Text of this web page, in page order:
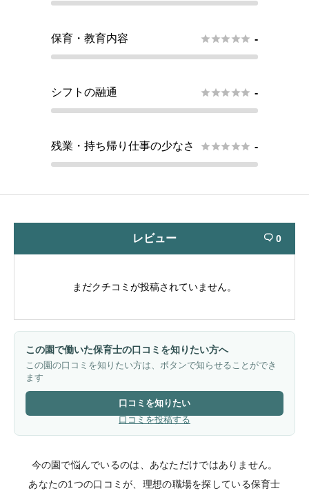
保育・教育内容  -
シフトの融通  -
残業・持ち帰り仕事の少なさ  -
レビュー  0
まだクチコミが投稿されていません。
この園で働いた保育士の口コミを知りたい方へ
この園の口コミを知りたい方は、ボタンで知らせることができ
ます
口コミを知りたい
口コミを投稿する
今の園で悩んでいるのは、あなただけではありません。
あなたの1つの口コミが、理想の職場を探している保育士